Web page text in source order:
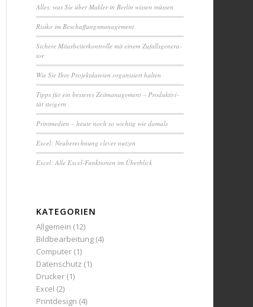
Alles, was Sie über Makler in Berlin wissen müssen
Ri­si­ko im Be­schaf­fungs­ma­na­ge­ment
Sichere Mit­ar­bei­ter­kon­trol­le mit einem Zuf­alls­ge­ne­ra­
tor
Wie Sie Ihre Pro­jekt­da­tei­en or­ga­ni­siert halten
Tipps für ein besseres Zeit­ma­na­ge­ment – Pro­duk­ti­vi­
tät steigern
Printmedien – heute noch so wichtig wie damals
Excel: Neu­be­rech­nung clever nutzen
Excel: Alle Excel-Funktionen im Überblick
KATEGORIEN
Allgemein (12)
Bildbearbeitung (4)
Computer (1)
Datenschutz (1)
Drucker (1)
Excel (2)
Printdesign (4)